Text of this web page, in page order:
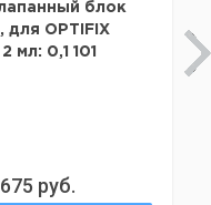
блок
OPTIFIX
мл: 0,1 101
руб.